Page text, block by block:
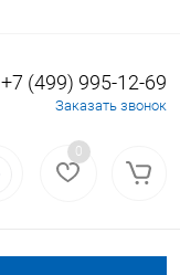
Вход Регистрация
+7 (499) 995-12-69
Заказать звонок
0